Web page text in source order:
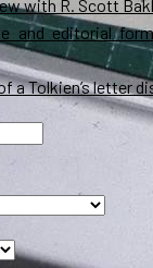
with R. Scott
and editorial
a Tolkien’s letter